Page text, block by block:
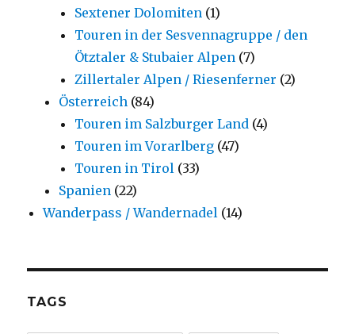
Sextener Dolomiten (1)
Touren in der Sesvennagruppe / den
Ötztaler & Stubaier Alpen (7)
Zillertaler Alpen / Riesenferner (2)
Österreich (84)
Touren im Salzburger Land (4)
Touren im Vorarlberg (47)
Touren in Tirol (33)
Spanien (22)
Wanderpass / Wandernadel (14)
TAGS